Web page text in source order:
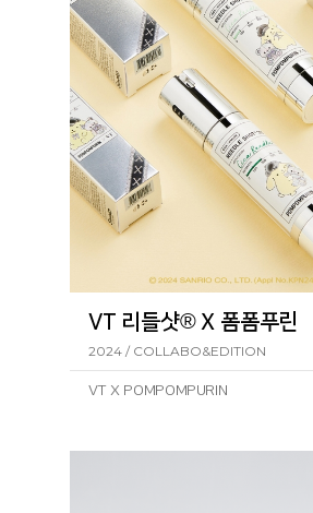
VT 리들샷® X 폼폼푸린
2024 / COLLABO&EDITION
VT X POMPOMPURIN